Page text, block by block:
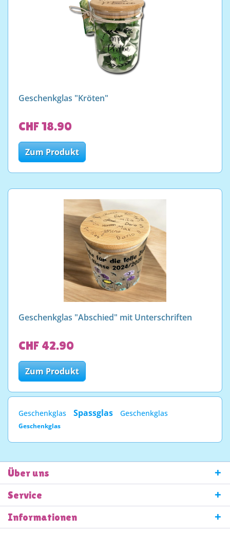
Geschenkglas "Kröten"
CHF 18.90
Zum Produkt
Geschenkglas "Abschied" mit Unterschriften
CHF 42.90
Zum Produkt
Geschenkglas Spassglas Geschenkglas
Geschenkglas
Über uns
Service
Informationen